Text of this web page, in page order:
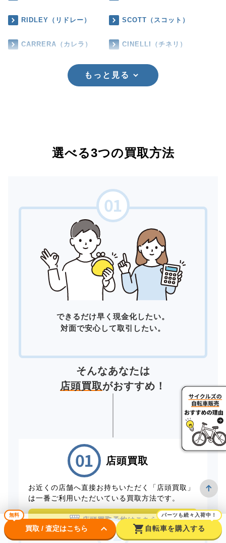
RIDLEY（リドレー） SCOTT（スコット）
CARRERA（カレラ） CINELLI（チネリ）
もっと見る
選べる3つの買取方法
できるだけ早く現金化したい。
対面で安心して取引したい。
そんなあなたは
店頭買取がおすすめ！
店頭買取
お近くの店舗へ直接お持ちいただく「店頭買取」
は一番ご利用いただいている買取方法です。
店頭買取予約はこちら
無料
買取 / 査定はこちら keyboard_arrow_down shopping_cart
パーツも続々入荷中！
自転車を購入する